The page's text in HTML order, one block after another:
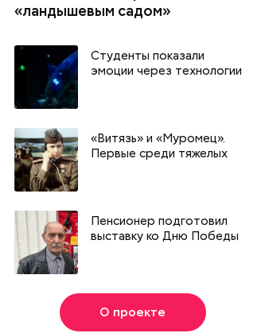
«ландышевым садом»
Студенты показали
эмоции через технологии
«Витязь» и «Муромец».
Первые среди тяжелых
Пенсионер подготовил
выставку ко Дню Победы
О проекте